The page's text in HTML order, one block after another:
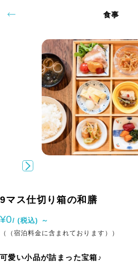
食事
9マス仕切り箱の和膳
¥0/ (税込) ～
（（宿泊料金に含まれております））
可愛い小品が詰まった宝箱♪